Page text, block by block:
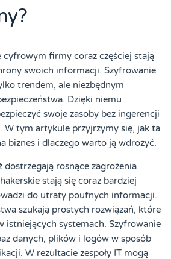
cyfrowym firmy coraz częściej stają
swoich informacji. Szyfrowanie
trendem, ale niezbędnym
Dzięki niemu
swoje zasoby bez ingerencji
W tym artykule przyjrzymy się, jak ta
biznes i dlaczego warto ją wdrożyć.
dostrzegają rosnące zagrożenia
stają się coraz bardziej
do utraty poufnych informacji.
szukają prostych rozwiązań, które
istniejących systemach. Szyfrowanie
danych, plików i logów w sposób
W rezultacie zespoły IT mogą